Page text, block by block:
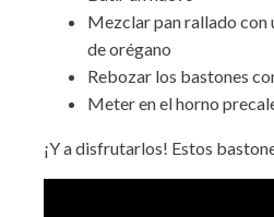
Mezclar pan rallado con
de orégano
Rebozar los bastones
Meter en el horno
¡Y a disfrutarlos! Estos